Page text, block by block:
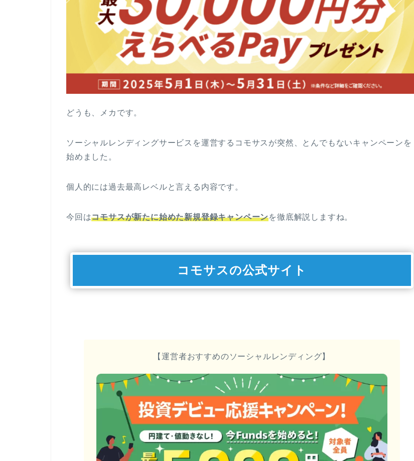
どうも、メカです。
ソーシャルレンディングサービスを運営するコモサスが突然、とんでもないキャンペーンを
始めました。
個人的には過去最高レベルと言える内容です。
今回はコモサスが新たに始めた新規登録キャンペーンを徹底解説しますね。
コモサスの公式サイト
【運営者おすすめのソーシャルレンディング】